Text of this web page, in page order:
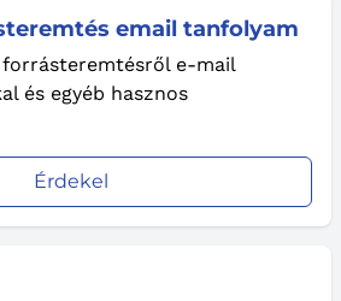
email tanfolyam
e-mail
és egyéb hasznos
Érdekel